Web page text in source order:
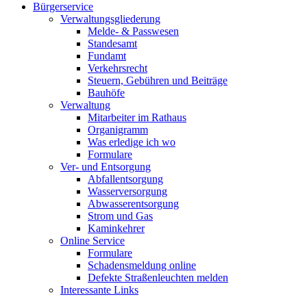
Bürgerservice
Verwaltungsgliederung
Melde- & Passwesen
Standesamt
Fundamt
Verkehrsrecht
Steuern, Gebühren und Beiträge
Bauhöfe
Verwaltung
Mitarbeiter im Rathaus
Organigramm
Was erledige ich wo
Formulare
Ver- und Entsorgung
Abfallentsorgung
Wasserversorgung
Abwasserentsorgung
Strom und Gas
Kaminkehrer
Online Service
Formulare
Schadensmeldung online
Defekte Straßenleuchten melden
Interessante Links